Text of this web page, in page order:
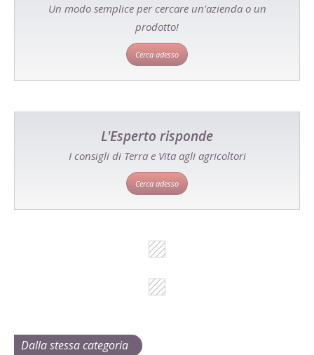
Un modo semplice per cercare un'azienda o un
prodotto!
Cerca adesso
L'Esperto risponde
I consigli di Terra e Vita agli agricoltori
Cerca adesso
Dalla stessa categoria